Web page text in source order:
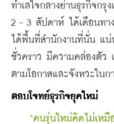
ทำเลใจกลางย่านธุรกิจก
2 - 3 สัปดาห์ ได้เดือนทา
ได้พื้นที่สำนักงานที่นั่น แน่
ชั่วคราว มีความคล่องตัว
ตามโอกาสและจังหวะในก
ตอบโจทย์ธุรกิจยุคใหม่
“คนรุ่นใหม่คิดไม่เหมื